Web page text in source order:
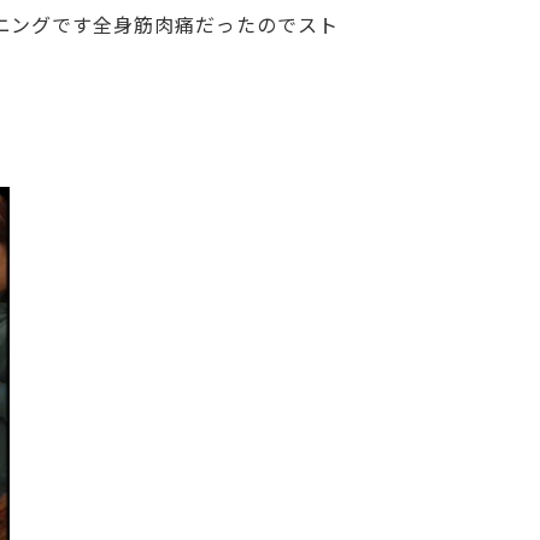
ングです全身筋肉痛だったのでスト